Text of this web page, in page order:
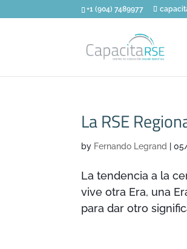
+1 (904) 7489977
La RSE
by Fernando Legrand |
La tendencia a la
vive otra Era, una
para dar otro